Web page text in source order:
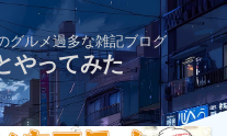
グルメ過多な雑記ブログ
やってみた